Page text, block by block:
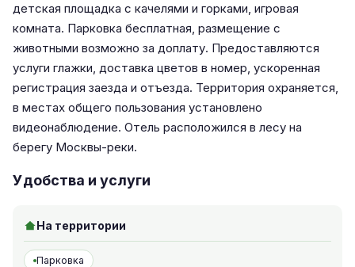
детская площадка с качелями и горками, игровая
комната. Парковка бесплатная, размещение с
животными возможно за доплату. Предоставляются
услуги глажки, доставка цветов в номер, ускоренная
регистрация заезда и отъезда. Территория охраняется,
в местах общего пользования установлено
видеонаблюдение. Отель расположился в лесу на
берегу Москвы-реки.
Удобства и услуги
На территории
Парковка